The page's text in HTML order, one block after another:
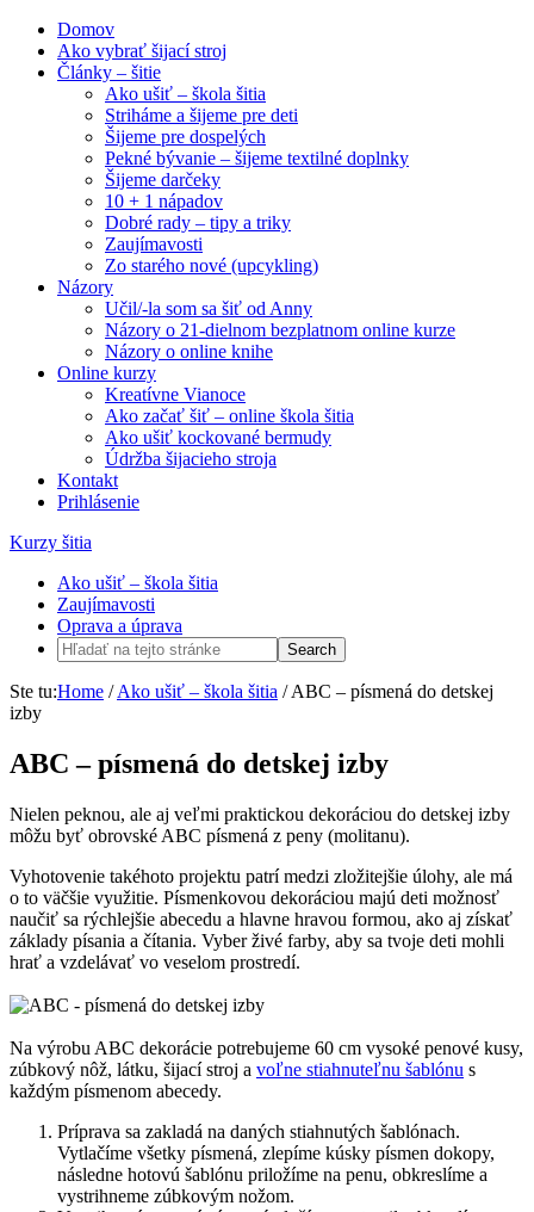
Domov
Ako vybrať šijací stroj
Články – šitie
Ako ušiť – škola šitia
Striháme a šijeme pre deti
Šijeme pre dospelých
Pekné bývanie – šijeme textilné doplnky
Šijeme darčeky
10 + 1 nápadov
Dobré rady – tipy a triky
Zaujímavosti
Zo starého nové (upcykling)
Názory
Učil/-la som sa šiť od Anny
Názory o 21-dielnom bezplatnom online kurze
Názory o online knihe
Online kurzy
Kreatívne Vianoce
Ako začať šiť – online škola šitia
Ako ušiť kockované bermudy
Údržba šijacieho stroja
Kontakt
Prihlásenie
Kurzy šitia
Ako ušiť – škola šitia
Zaujímavosti
Oprava a úprava
Ste tu:Home / Ako ušiť – škola šitia /ABC – písmená do detskej
izby
ABC – písmená do detskej izby
Nielen peknou, ale aj veľmi praktickou dekoráciou do detskej izby
môžu byť obrovské ABC písmená z peny (molitanu).
Vyhotovenie takéhoto projektu patrí medzi zložitejšie úlohy, ale má
o to väčšie využitie. Písmenkovou dekoráciou majú deti možnosť
naučiť sa rýchlejšie abecedu a hlavne hravou formou, ako aj získať
základy písania a čítania. Vyber živé farby, aby sa tvoje deti mohli
hrať a vzdelávať vo veselom prostredí.
Na výrobu ABC dekorácie potrebujeme 60 cm vysoké penové kusy,
zúbkový nôž, látku, šijací stroj a voľne stiahnuteľnu šablónu s
každým písmenom abecedy.
Príprava sa zakladá na daných stiahnutých šablónach.
Vytlačíme všetky písmená, zlepíme kúsky písmen dokopy,
následne hotovú šablónu priložíme na penu, obkreslíme a
vystrihneme zúbkovým nožom.